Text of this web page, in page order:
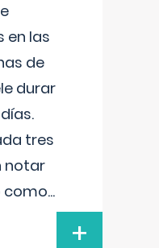
en las
de
durar
tres
notar
como...
+